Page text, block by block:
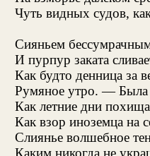
Чуть видных судов,
Сияньем
И пурпур заката
Как будто денница за
Румяное утро. — Была
Как летние дни
Как взор иноземца на
Слиянье волшебное
Каким никогда не